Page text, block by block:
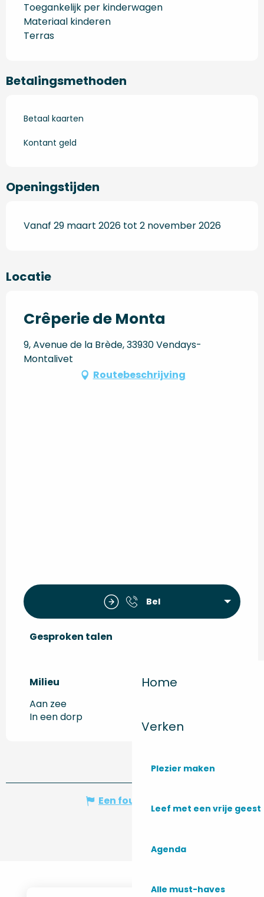
Home
Verken
Plezier maken
Leef met een vrije geest
Agenda
Alle must-haves
Toegankelijk per kinderwagen
Materiaal kinderen
Terras
Betalingsmethoden
Betaal kaarten
Kontant geld
Openingstijden
Vanaf 29 maart 2026 tot 2 november 2026
Locatie
Crêperie de Monta
9, Avenue de la Brède, 33930 Vendays-
Montalivet
Routebeschrijving
Bel
Gesproken talen
Gesproken talen
Milieu
Milieu
Aan zee
In een dorp
Een fout melden